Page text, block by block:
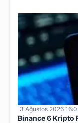
3 Ağustos 2026
Binance 6 Kripto